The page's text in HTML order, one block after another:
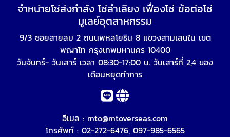
จำหน่ายโซ่ส่งกำลัง โซ่ลำเลียง เฟื่องโซ่ ข้อต่อโซ่
มูเลย์อุตสาหกรรม
9/3 ซอยสายลม 2 ถนนพหลโยธิน 8 แขวงสามเสนใน เขต
พญาไท กรุงเทพมหานคร 10400
วันจันทร์- วันเสาร์ เวลา 08:30-17:00 น. วันเสาร์ที่ 2,4 ของ
เดือนหยุดทำการ
อีเมล : mto@mtoverseas.com
โทรศัพท์ : 02-272-6476, 097-985-6565